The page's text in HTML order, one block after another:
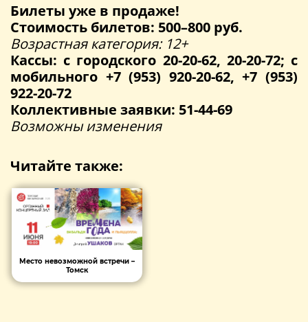
Билеты уже в продаже!
Стоимость билетов: 500–800 руб.
Возрастная категория: 12+
Кассы: с городского 20-20-62, 20-20-72; с
мобильного +7 (953) 920-20-62, +7 (953)
922-20-72
Коллективные заявки: 51-44-69
Возможны изменения
Читайте также:
Место невозможной встречи –
Томск